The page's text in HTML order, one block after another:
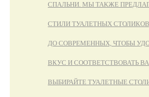
СПАЛЬНИ. МЫ ТАКЖЕ
СТИЛИ ТУАЛЕТНЫХ
ДО СОВРЕМЕННЫХ, ЧТОБЫ
ВКУС И СООТВЕТСТВОВАТЬ
ВЫБИРАЙТЕ ТУАЛЕТНЫЕ